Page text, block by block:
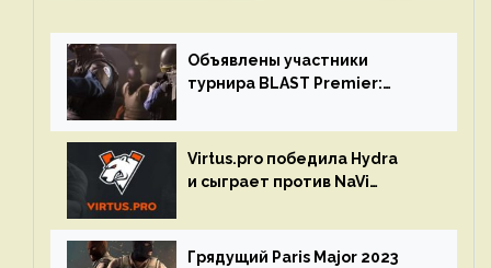
Объявлены участники
турнира BLAST Premier:
Virtus.pro победила Hydra
и сыграет против NaVi
Грядущий Paris Major 2023